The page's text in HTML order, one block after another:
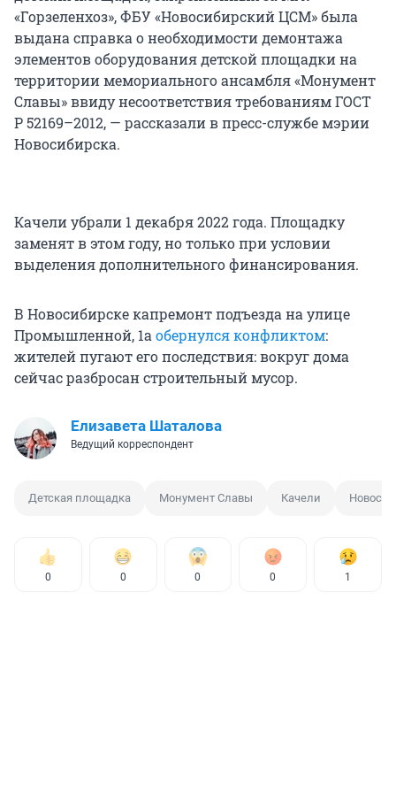
«Горзеленхоз», ФБУ «Новосибирский ЦСМ» была
выдана справка о необходимости демонтажа
элементов оборудования детской площадки на
территории мемориального ансамбля «Монумент
Славы» ввиду несоответствия требованиям ГОСТ
Р 52169–2012, — рассказали в пресс-службе мэрии
Новосибирска.
Качели убрали 1 декабря 2022 года. Площадку
заменят в этом году, но только при условии
выделения дополнительного финансирования.
В Новосибирске капремонт подъезда на улице
Промышленной, 1аобернулся конфликтом:
жителей пугают его последствия: вокруг дома
сейчас разбросан строительный мусор.
Елизавета Шаталова
Ведущий корреспондент
Детская площадка Монумент Славы Качели
0 0 0 0 1